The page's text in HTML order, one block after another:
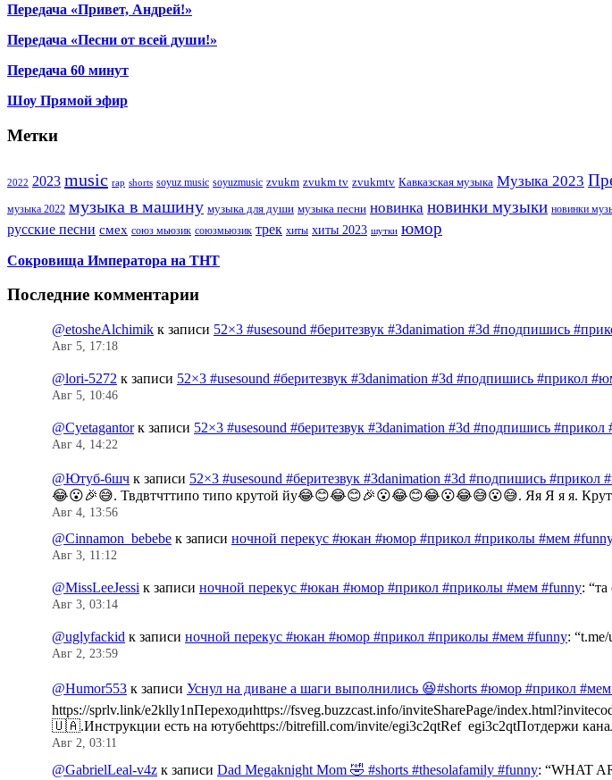
Передача «Привет, Андрей!»
Передача «Песни от всей души!»
Передача 60 минут
Шоу Прямой эфир
Метки
2022 2023 music rap shorts soyuz music soyuzmusic zvukm zvukm tv zvukmtv Кавказская музыка Музыка 2023
музыка 2022 музыка в машину музыка для души музыка песни новинка новинки музыки новинки
русские песни смех союз мьюзик союзмьюзик трек хиты хиты 2023 шутки юмор
Сокровища Императора на ТНТ
Последние комментарии
@etosheAlchimik к записи 52×3 #usesound #беритезвук #3danimation #3d #подпишись
Авг 5, 17:18
@lori-5272 к записи 52×3 #usesound #беритезвук #3danimation #3d #подпишись #прикол
Авг 5, 10:46
@Cyetagantorк записи 52×3 #usesound #беритезвук #3danimation #3d #подпишись
Авг 4, 14:22
@Ютуб-6шч к записи 52×3 #usesound #беритезвук #3danimation #3d #подпишись
😂😮🎉😅. Твдвтчттипо типо крутой йу😂😊😂😊🎉😮😂😊😂😮😂😅😮😅. Яя Я я я.
Авг 4, 13:56
@Cinnamon_bebebe к записи ночной перекус #юкан #юмор #прикол #приколы #мем
Авг 3, 11:12
@MissLeeJessi к записи ночной перекус #юкан #юмор #прикол #приколы #мем #funny: “та
Авг 3, 03:14
@uglyfackid к записи ночной перекус #юкан #юмор #прикол #приколы #мем #funny: “
Авг 2, 23:59
@Humor553 к записи Уснул на диване а шаги выполнились 😆#shorts #юмор #прикол
https://sprlv.link/e2klly1nПереходиhttps://fsveg.buzzcast.info/inviteSharePage/
🇺🇦.Инструкции есть на ютубеhttps://bitrefill.com/invite/egi3c2qtRef egi3c2qtПотдержи
Авг 2, 03:11
@GabrielLeal-v4z к записи Dad Megaknight Mom 🤣 #shorts #thesolafamily #funny: “WHAT